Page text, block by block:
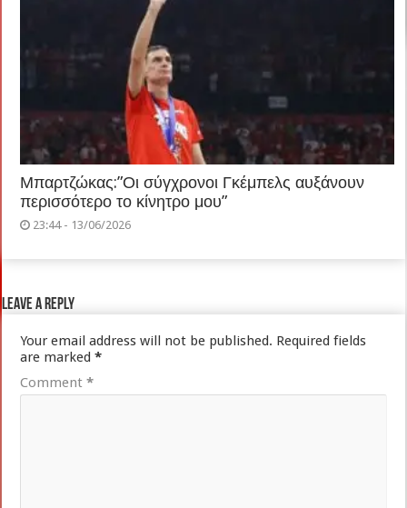
Μπαρτζώκας:”Οι σύγχρονοι Γκέμπελς αυξάνουν
περισσότερο το κίνητρο μου”
23:44 - 13/06/2026
Leave a Reply
Your email address will not be published. Required fields
are marked*
Comment*